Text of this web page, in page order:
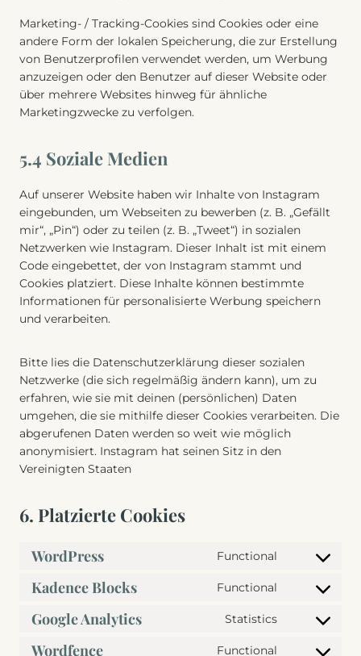
Marketing- / Tracking-Cookies sind Cookies oder eine
andere Form der lokalen Speicherung, die zur Erstellung
von Benutzerprofilen verwendet werden, um Werbung
anzuzeigen oder den Benutzer auf dieser Website oder
über mehrere Websites hinweg für ähnliche
Marketingzwecke zu verfolgen.
5.4 Soziale Medien
Auf unserer Website haben wir Inhalte von Instagram
eingebunden, um Webseiten zu bewerben (z. B. „Gefällt
mir“, „Pin“) oder zu teilen (z. B. „Tweet“) in sozialen
Netzwerken wie Instagram. Dieser Inhalt ist mit einem
Code eingebettet, der von Instagram stammt und
Cookies platziert. Diese Inhalte können bestimmte
Informationen für personalisierte Werbung speichern
und verarbeiten.
Bitte lies die Datenschutzerklärung dieser sozialen
Netzwerke (die sich regelmäßig ändern kann), um zu
erfahren, wie sie mit deinen (persönlichen) Daten
umgehen, die sie mithilfe dieser Cookies verarbeiten. Die
abgerufenen Daten werden so weit wie möglich
anonymisiert. Instagram hat seinen Sitz in den
Vereinigten Staaten
6. Platzierte Cookies
WordPress Functional
Kadence Blocks Functional
Google Analytics Statistics
Wordfence Functional